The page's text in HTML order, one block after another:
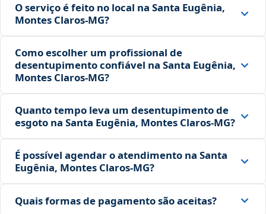
O serviço é feito no local na Santa Eugênia,
Montes Claros‑MG?
Como escolher um profissional de
desentupimento confiável na Santa Eugênia,
Montes Claros‑MG?
Quanto tempo leva um desentupimento de
esgoto na Santa Eugênia, Montes Claros‑MG?
É possível agendar o atendimento na Santa
Eugênia, Montes Claros‑MG?
Quais formas de pagamento são aceitas?